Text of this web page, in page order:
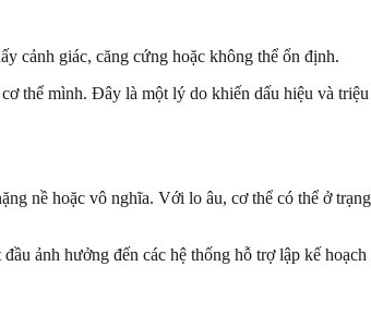
cảnh giác, căng cứng hoặc không thể ổn định.
thể mình. Đây là một lý do khiến dấu hiệu và
nề hoặc vô nghĩa. Với lo âu, cơ thể có thể ở
ảnh hưởng đến các hệ thống hỗ trợ lập kế hoạch